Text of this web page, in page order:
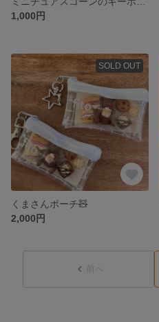
1,000円
SOLD OUT
くまさんポーチ🧸
2,000円
前へ